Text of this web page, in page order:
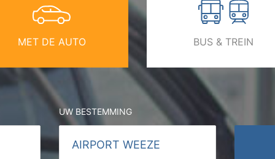
MET DE AUTO BUS & TREIN
UW BESTEMMING